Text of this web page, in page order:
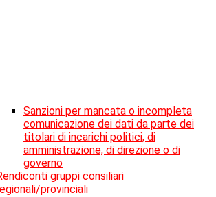
Sanzioni per mancata o incompleta
comunicazione dei dati da parte dei
titolari di incarichi politici, di
amministrazione, di direzione o di
governo
gruppi consiliari
provinciali